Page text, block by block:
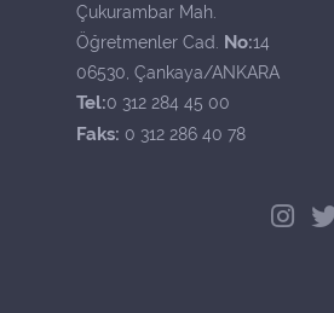
Çukurambar Mah.
Öğretmenler Cad. No:14
06530, Çankaya/ANKARA
Tel:0 312 284 45 00
Faks: 0 312 286 40 78